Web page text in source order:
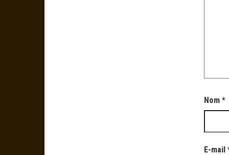
Nom*
E-mail